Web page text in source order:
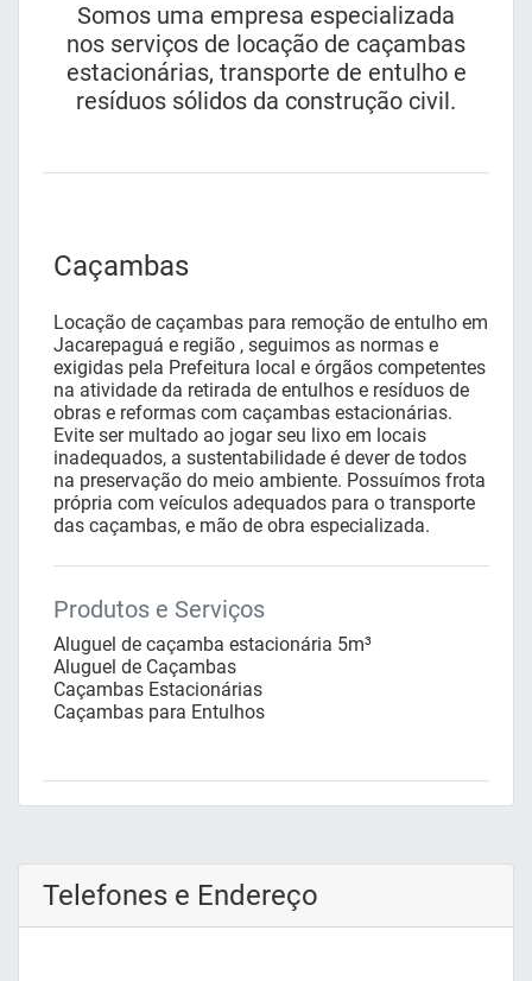
Somos uma empresa especializada
nos serviços de locação de caçambas
estacionárias, transporte de entulho e
resíduos sólidos da construção civil.
Caçambas
Locação de caçambas para remoção de entulho em
Jacarepaguá e região , seguimos as normas e
exigidas pela Prefeitura local e órgãos competentes
na atividade da retirada de entulhos e resíduos de
obras e reformas com caçambas estacionárias.
Evite ser multado ao jogar seu lixo em locais
inadequados, a sustentabilidade é dever de todos
na preservação do meio ambiente. Possuímos frota
própria com veículos adequados para o transporte
das caçambas, e mão de obra especializada.
Produtos e Serviços
Aluguel de caçamba estacionária 5m³
Aluguel de Caçambas
Caçambas Estacionárias
Caçambas para Entulhos
Telefones e Endereço